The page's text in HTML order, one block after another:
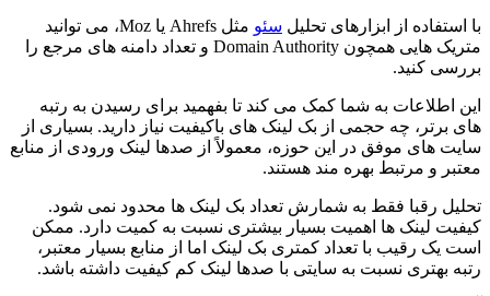
با استفاده از ابزارهای تحلیل سئو
مثل Ahrefs یا Moz، می توانید
متریک هایی همچون Domain Authority و تعداد دامنه های مرجع را
بررسی کنید.
این اطلاعات به شما کمک می کند تا بفهمید برای رسیدن به رتبه
های برتر، چه حجمی از بک لینک های باکیفیت نیاز دارید. بسیاری از
سایت های موفق در این حوزه، معمولاً از صدها لینک ورودی از منابع
معتبر و مرتبط بهره مند هستند.
تحلیل رقبا فقط به شمارش تعداد بک لینک ها محدود نمی شود.
کیفیت لینک ها اهمیت بسیار بیشتری نسبت به کمیت دارد. ممکن
است یک رقیب با تعداد کمتری بک لینک اما از منابع بسیار معتبر،
رتبه بهتری نسبت به سایتی با صدها لینک کم کیفیت داشته باشد.